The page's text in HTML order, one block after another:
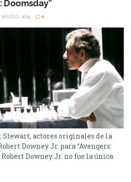
Doomsday”
MARZO, 2025 0
actores originales de la
Downey Jr. para “Avengers:
Robert Downey Jr. no fue la única
para que Avengers:
rotundo en la taquilla. La nueva